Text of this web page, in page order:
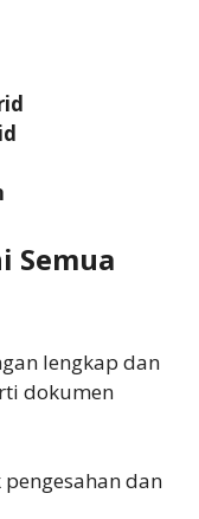
Semua
lengkap dan
dokumen
dan